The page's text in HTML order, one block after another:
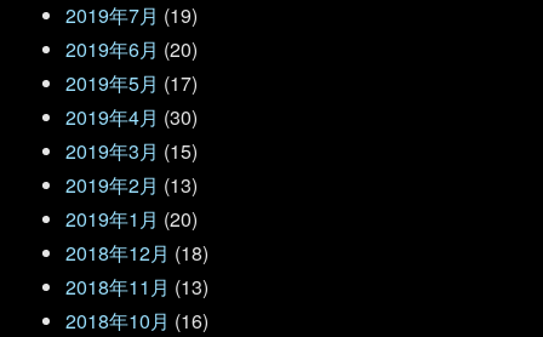
2019年7月 (19)
2019年6月 (20)
2019年5月 (17)
2019年4月 (30)
2019年3月 (15)
2019年2月 (13)
2019年1月 (20)
2018年12月 (18)
2018年11月 (13)
2018年10月 (16)